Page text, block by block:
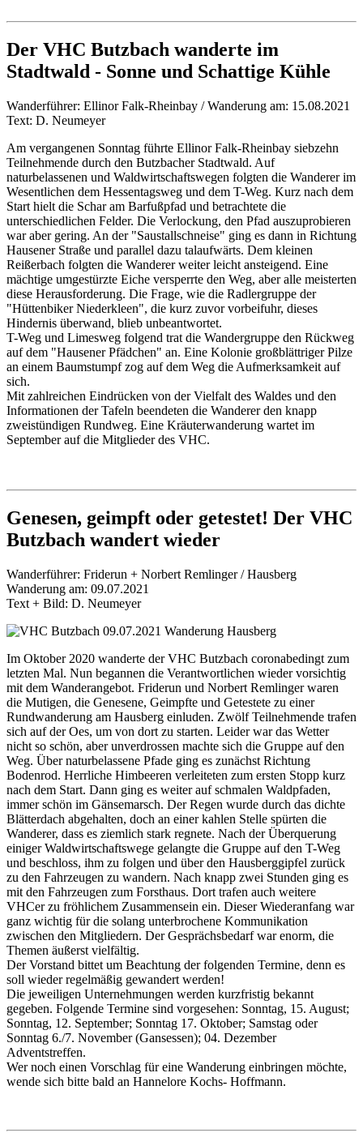
Der VHC Butzbach wanderte im
Stadtwald - Sonne und Schattige Kühle
Wanderführer: Ellinor Falk-Rheinbay / Wanderung am: 15.08.2021
Text: D. Neumeyer
Am vergangenen Sonntag führte Ellinor Falk-Rheinbay siebzehn
Teilnehmende durch den Butzbacher Stadtwald. Auf
naturbelassenen und Waldwirtschaftswegen folgten die Wanderer im
Wesentlichen dem Hessentagsweg und dem T-Weg. Kurz nach dem
Start hielt die Schar am Barfußpfad und betrachtete die
unterschiedlichen Felder. Die Verlockung, den Pfad auszuprobieren
war aber gering. An der "Saustallschneise" ging es dann in Richtung
Hausener Straße und parallel dazu talaufwärts. Dem kleinen
Reißerbach folgten die Wanderer weiter leicht ansteigend. Eine
mächtige umgestürzte Eiche versperrte den Weg, aber alle meisterten
diese Herausforderung. Die Frage, wie die Radlergruppe der
"Hüttenbiker Niederkleen", die kurz zuvor vorbeifuhr, dieses
Hindernis überwand, blieb unbeantwortet.
T-Weg und Limesweg folgend trat die Wandergruppe den Rückweg
auf dem "Hausener Pfädchen" an. Eine Kolonie großblättriger Pilze
an einem Baumstumpf zog auf dem Weg die Aufmerksamkeit auf
sich.
Mit zahlreichen Eindrücken von der Vielfalt des Waldes und den
Informationen der Tafeln beendeten die Wanderer den knapp
zweistündigen Rundweg. Eine Kräuterwanderung wartet im
September auf die Mitglieder des VHC.
Genesen, geimpft oder getestet! Der VHC
Butzbach wandert wieder
Wanderführer: Friderun + Norbert Remlinger / Hausberg
Wanderung am: 09.07.2021
Text + Bild: D. Neumeyer
Im Oktober 2020 wanderte der VHC Butzbach coronabedingt zum
letzten Mal. Nun begannen die Verantwortlichen wieder vorsichtig
mit dem Wanderangebot. Friderun und Norbert Remlinger waren
die Mutigen, die Genesene, Geimpfte und Getestete zu einer
Rundwanderung am Hausberg einluden. Zwölf Teilnehmende trafen
sich auf der Oes, um von dort zu starten. Leider war das Wetter
nicht so schön, aber unverdrossen machte sich die Gruppe auf den
Weg. Über naturbelassene Pfade ging es zunächst Richtung
Bodenrod. Herrliche Himbeeren verleiteten zum ersten Stopp kurz
nach dem Start. Dann ging es weiter auf schmalen Waldpfaden,
immer schön im Gänsemarsch. Der Regen wurde durch das dichte
Blätterdach abgehalten, doch an einer kahlen Stelle spürten die
Wanderer, dass es ziemlich stark regnete. Nach der Überquerung
einiger Waldwirtschaftswege gelangte die Gruppe auf den T-Weg
und beschloss, ihm zu folgen und über den Hausberggipfel zurück
zu den Fahrzeugen zu wandern. Nach knapp zwei Stunden ging es
mit den Fahrzeugen zum Forsthaus. Dort trafen auch weitere
VHCer zu fröhlichem Zusammensein ein. Dieser Wiederanfang war
ganz wichtig für die solang unterbrochene Kommunikation
zwischen den Mitgliedern. Der Gesprächsbedarf war enorm, die
Themen äußerst vielfältig.
Der Vorstand bittet um Beachtung der folgenden Termine, denn es
soll wieder regelmäßig gewandert werden!
Die jeweiligen Unternehmungen werden kurzfristig bekannt
gegeben. Folgende Termine sind vorgesehen: Sonntag, 15. August;
Sonntag, 12. September; Sonntag 17. Oktober; Samstag oder
Sonntag 6./7. November (Gansessen); 04. Dezember
Adventstreffen.
Wer noch einen Vorschlag für eine Wanderung einbringen möchte,
wende sich bitte bald an Hannelore Kochs- Hoffmann.